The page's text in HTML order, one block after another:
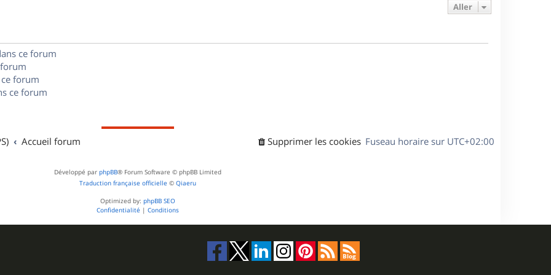
e
Aller
ce forum
forum
ce forum
Accueil forum Fuseau horaire sur UTC+02:00
Supprimer les cookies
Développé par phpBB® Forum Software © phpBB Limited
Traduction française officielle © Qiaeru
Optimized by: phpBB SEO
Confidentialité | Conditions